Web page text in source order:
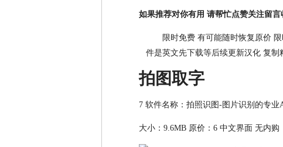
如果推荐对你有用 请帮忙点赞关注留
限时免费 有可能随时恢复原价
件是英文先下载等后续更新汉化 复制
拍图取字
7 软件名称：拍照识图-图片识别的专业
大小：9.6MB 原价：6 中文界面 无内购